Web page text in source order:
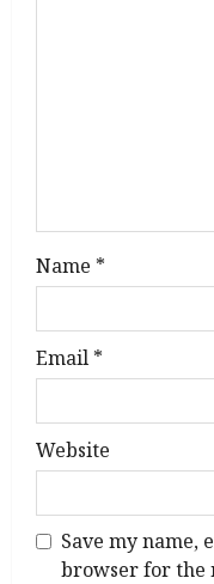
n
Name *
Email *
Website
Save my name,
browser for the